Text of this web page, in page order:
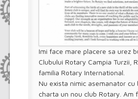
Imi face mare placere sa urez
Clubului Rotary Campia Turzii,
familia Rotary International.
Nu exista nimic asemanator cu
charta un nou club Rotary. Am